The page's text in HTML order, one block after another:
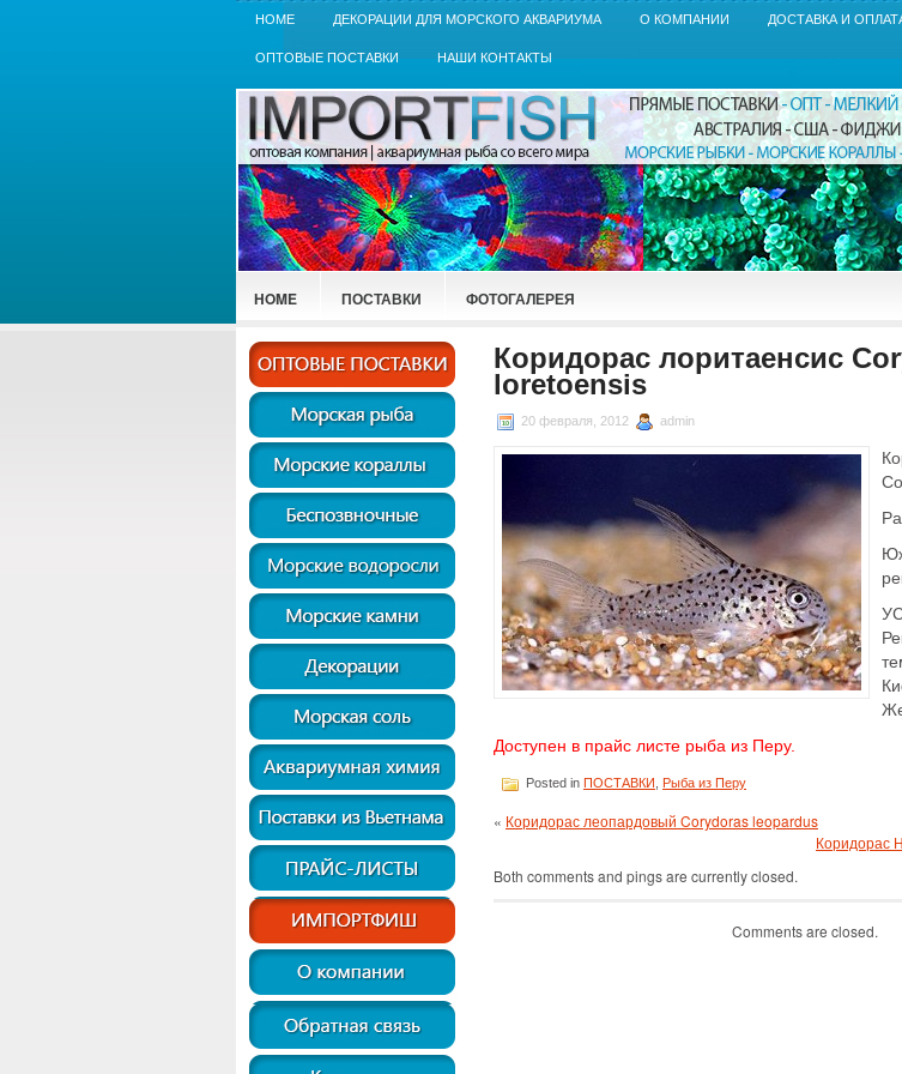
HOME ДЕКОРАЦИИ ДЛЯ МОРСКОГО АКВАРИУМА О КОМПАНИИ ДОСТАВКА И
ОПТОВЫЕ ПОСТАВКИ НАШИ КОНТАКТЫ
HOME ПОСТАВКИ ФОТОГАЛЕРЕЯ
Коридорас лоритаенсис
loretoensis
20 февраля, 2012 admin
Доступен в прайс листе рыба из Перу.
Posted in ПОСТАВКИ Рыба из Перу
« Коридорас леопардовый Corydoras leopardus
Коридорас
Both comments and pings are currently closed.
Comments are closed.